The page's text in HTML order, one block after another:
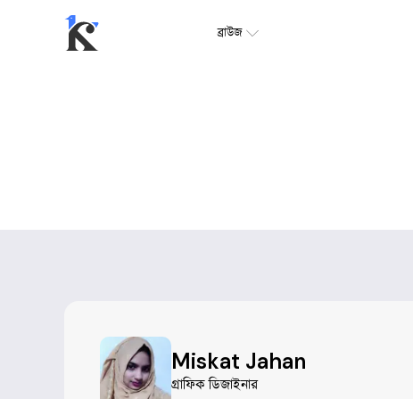
ব্রাউজ
Miskat Jahan
গ্রাফিক ডিজাইনার